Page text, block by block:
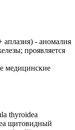
аплазия) - аномалия
проявляется
медицинские
thyroidea
щитовидный